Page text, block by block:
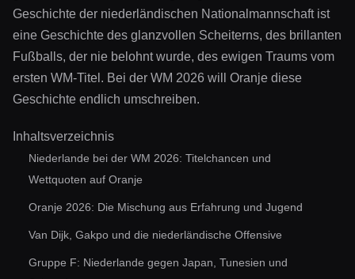
Geschichte der niederländischen Nationalmannschaft ist
eine Geschichte des glanzvollen Scheiterns, des brillanten
Fußballs, der nie belohnt wurde, des ewigen Traums vom
ersten WM-Titel. Bei der WM 2026 will Oranje diese
Geschichte endlich umschreiben.
Inhaltsverzeichnis
Niederlande bei der WM 2026: Titelchancen und
Wettquoten auf Oranje
Oranje 2026: Die Mischung aus Erfahrung und Jugend
Van Dijk, Gakpo und die niederländische Offensive
Gruppe F: Niederlande gegen Japan, Tunesien und